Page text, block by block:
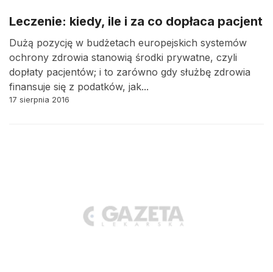
Leczenie: kiedy, ile i za co dopłaca pacjent
Dużą pozycję w budżetach europejskich systemów
ochrony zdrowia stanowią środki prywatne, czyli
dopłaty pacjentów; i to zarówno gdy służbę zdrowia
finansuje się z podatków, jak...
17 sierpnia 2016